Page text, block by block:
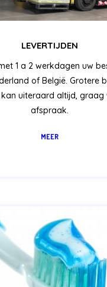
LEVERTIJDEN
1 a 2 werkdagen uw
of België. Grotere
uiteraard altijd, graag
afspraak.
MEER